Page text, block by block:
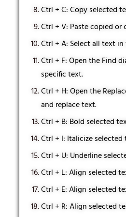
Ctrl + C: Copy selected
Ctrl + V: Paste copied or
Ctrl + A: Select all text
Ctrl + F: Open the Find
specific text.
Ctrl + H: Open the
and replace text.
Ctrl + B: Bold selected
Ctrl + I: Italicize selected
Ctrl + U: Underline
Ctrl + L: Align selected
Ctrl + E: Align selected
Ctrl + R: Align selected